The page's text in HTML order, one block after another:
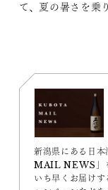
て、夏の暑さを乗
新潟県にある日
MAIL NEWS」を
いち早くお届け